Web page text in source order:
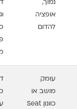
נמוך,
אופציה
להדום
עומק
מושב או
כוונון Seat